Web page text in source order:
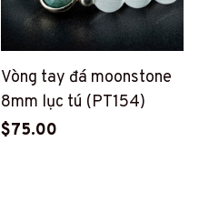
Vòng tay đá moonstone
8mm lục tú (PT154)
$75.00